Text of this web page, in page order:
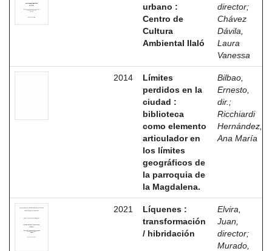
urbano :
Centro de
Cultura
Ambiental Ilaló
director;
Chávez
Dávila,
Laura
Vanessa
2014
Límites
perdidos en la
ciudad :
biblioteca
como elemento
articulador en
los límites
geográficos de
la parroquia de
la Magdalena.
Bilbao,
Ernesto,
dir. ;
Ricchiardi
Hernández,
Ana María
2021
Líquenes :
transformación
/ hibridación
Elvira,
Juan,
director;
Murado,